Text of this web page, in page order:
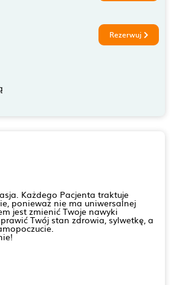
Rezerwuj
Każdego Pacjenta traktuje
ponieważ nie ma uniwersalnej
jest zmienić Twoje nawyki
Twój stan zdrowia, sylwetkę, a